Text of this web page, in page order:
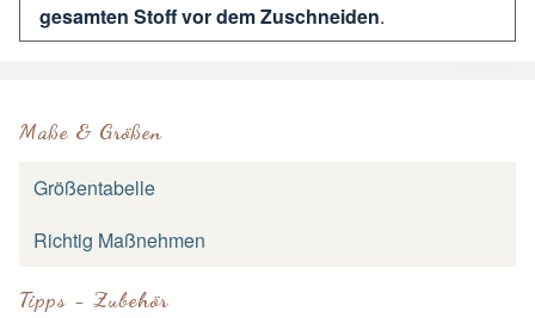
gesamten Stoff vor dem Zuschneiden.
Maße & Größen
Größentabelle
Richtig Maßnehmen
Tipps - Zubehör